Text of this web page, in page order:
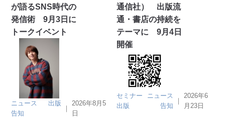
が語るSNS時代の
発信術 9月3日に
トークイベント
ニュース
出版
告知
｜
2026年8月5
日
通信社） 出版流
通・書店の持続を
テーマに 9月4日
開催
セミナー
ニュース
出版
告知
｜
2026年6
月23日